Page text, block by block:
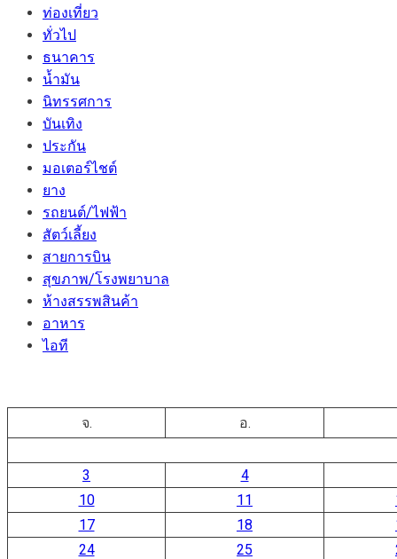
ท่องเที่ยว
ทั่วไป
ธนาคาร
น้ำมัน
นิทรรศการ
บันเทิง
ประกัน
มอเตอร์ไชต์
ยาง
รถยนต์/ไฟฟ้า
สัตว์เลี้ยง
สายการบิน
สุขภาพ/โรงพยาบาล
ห้างสรรพสินค้า
อาหาร
ไอที
จ. อ.
3
4
10
11
17
18
24
25